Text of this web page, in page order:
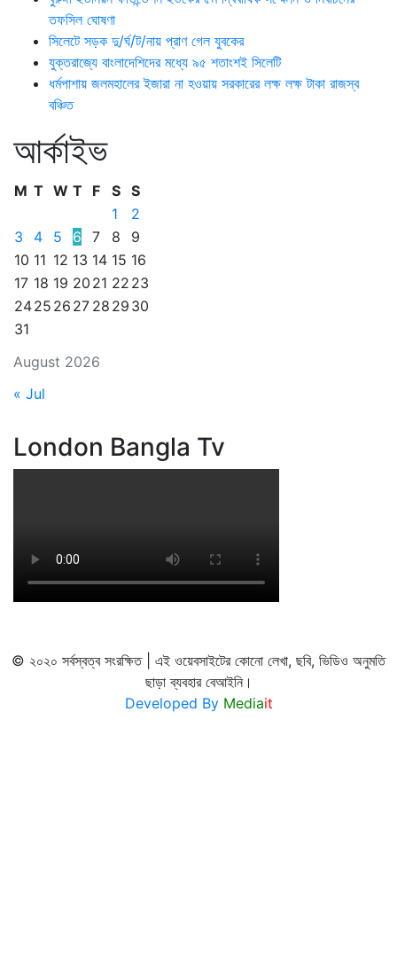
তফসিল ঘোষণা
সিলেটে সড়ক দু/র্ঘ/ট/নায় প্রাণ গেল যুবকের
যুক্তরাজ্যে বাংলাদেশিদের মধ্যে ৯৫ শতাংশই সিলেটি
ধর্মপাশায় জলমহালের ইজারা না হওয়ায় সরকারের লক্ষ লক্ষ টাকা রাজস্ব
বঞ্চিত
আর্কাইভ
August 2026
M T W T F S S
1
2
3
4 5 6 7 8
9
10 11 12 13 14 15 16
17 18 19 20 21 22 23
2425 26 27 28 29 30
31
« Jul
London Bangla Tv
© ২০২০ সর্বস্বত্ব সংরক্ষিত | এই ওয়েবসাইটের কোনো লেখা, ছবি, ভিডিও অনুমতি
ছাড়া ব্যবহার বেআইনি।
Developed By Mediait